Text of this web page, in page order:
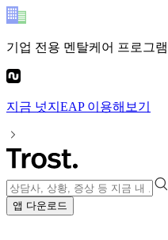
기업 전용 멘탈케어 프로그램
지금 넛지EAP이용해보기
앱 다운로드